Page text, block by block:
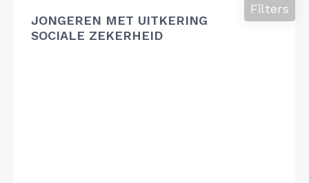
JONGEREN MET UITKERING
SOCIALE ZEKERHEID
Filters